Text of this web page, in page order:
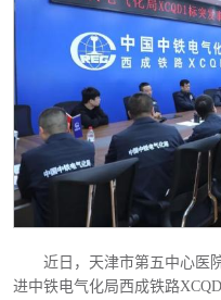
近日，天津市第五中心医
进中铁电气化局西成铁路